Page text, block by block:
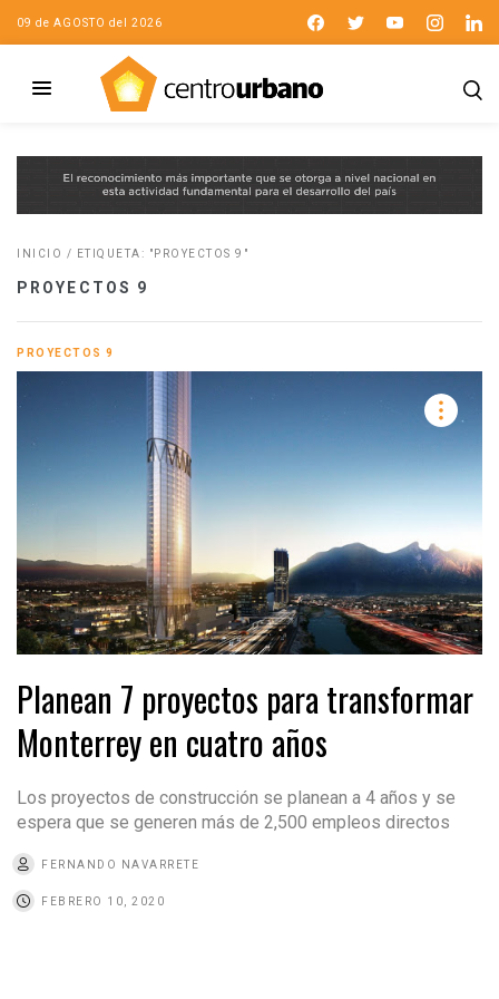
09 de AGOSTO del 2026
INICIO / ETIQUETA: "PROYECTOS 9"
PROYECTOS 9
PROYECTOS 9
Planean 7 proyectos para transformar
Monterrey en cuatro años
Los proyectos de construcción se planean a 4 años y se
espera que se generen más de 2,500 empleos directos
FERNANDO NAVARRETE
FEBRERO 10, 2020